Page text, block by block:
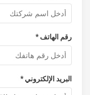
رقم الهاتف *
البريد الإلكتروني *